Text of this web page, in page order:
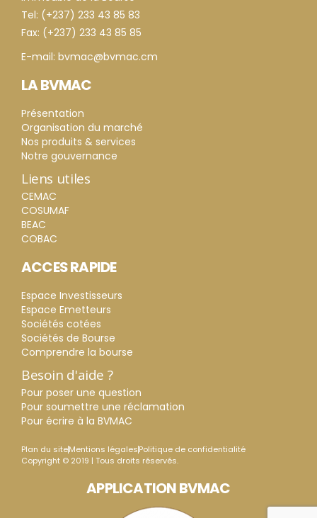
Tel: (+237) 233 43 85 83
Fax: (+237) 233 43 85 85
E-mail: bvmac@bvmac.cm
LA BVMAC
Présentation
Organisation du marché
Nos produits & services
Notre gouvernance
Liens utiles
CEMAC
COSUMAF
BEAC
COBAC
ACCES RAPIDE
Espace Investisseurs
Espace Emetteurs
Sociétés cotées
Sociétés de Bourse
Comprendre la bourse
Besoin d'aide ?
Pour poser une question
Pour soumettre une réclamation
Pour écrire à la BVMAC
Plan du siteMentions légalesPolitique de confidentialité
Copyright © 2019 | Tous droits réservés.
APPLICATION BVMAC